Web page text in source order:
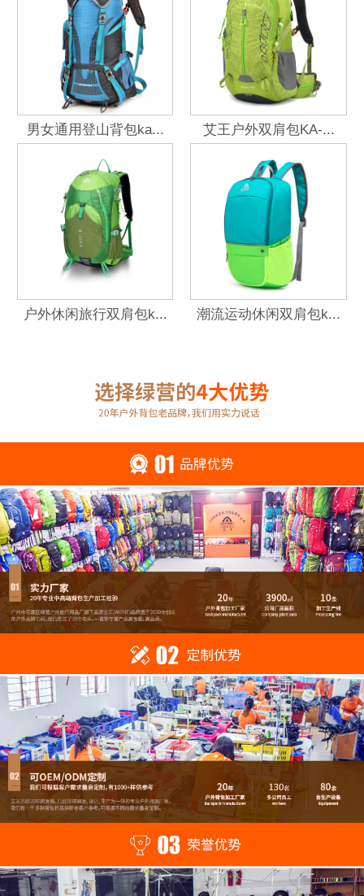
男女通用登山背包ka... 艾王户外双肩包KA-...
户外休闲旅行双肩包k... 潮流运动休闲双肩包k...